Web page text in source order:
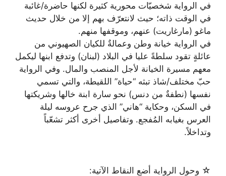
في الرواية شخصيّات محورية كثيرة لكنها حاضرة/غائبة
في الوقت ذاته؛ حيث لانتعرّف بهم إلا من خلال حديث
ماغو (مارغاريت) عنهم، وموقفها منهم.
في الرواية خيانة وطن وعمالةٌ للكيان الصهيوني من
عائلةٍ تقود سلطةً عليا في البلاد (لبنان) وتدفع ابنها ليكمل
معهم مسيرة الخيانة لأجل المنصب والمال. وفي الرواية
حبّ مختلف/شاذ تبثه “حياة” اللقيطة، والتي تسمي
نفسها (نطفةٌ من دنس) نحو سارة ابنة خالها وشريكتها
في السكن، وحكاية “هاني” الذي جرح عروسه ليلة
العرس بغيابه المُفجع. وتفاصيل أخرى أكثر تشعّباً
وتداخلاً.
☆ وحول الرواية أضع النقاط الآتية: